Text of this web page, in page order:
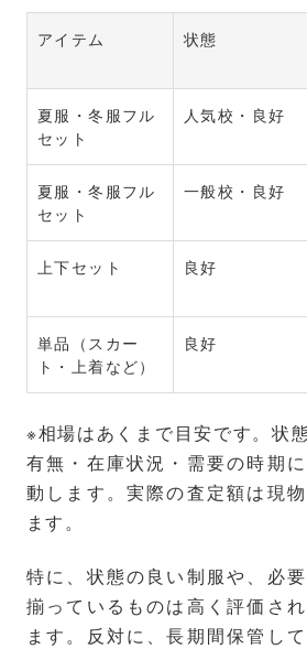
アイテム 状態
夏服・冬服フル
セット
人気校・良好
夏服・冬服フル
セット
一般校・良好
上下セット 良好
単品（スカー
ト・上着など）
良好
※相場はあくまで目安です。状
有無・在庫状況・需要の時期
動します。実際の査定額は現
ます。
特に、状態の良い制服や、必
揃っているものは高く評価さ
ます。反対に、長期間保管し